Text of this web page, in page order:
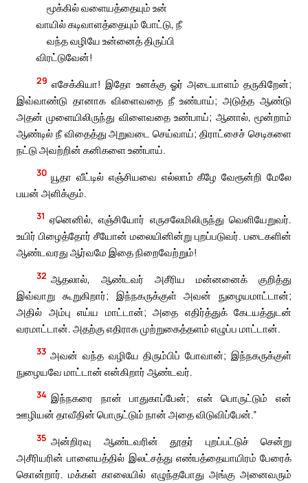
மூக்கில் வளையத்தையும் உன்
வாயில் கடிவாளத்தையும் போட்டு, நீ
வந்த வழியே உன்னைத் திருப்பி
விரட்டுவேன்!
29 எசேக்கியா! இதோ உனக்கு ஓர் அடையாளம் தருகிறேன்;
இவ்வாண்டு தானாக விளைவதை நீ உண்பாய்; அடுத்த ஆண்டு
அதன் முளையிலிருந்து விளைவதை உண்பாய்; ஆனால், மூன்றாம்
ஆண்டில் நீ விதைத்து அறுவடை செய்வாய்; திராட்சைச் செடிகளை
நட்டு அவற்றின் கனிகளை உண்பாய்.
30 யூதா வீட்டில் எஞ்சியவை எல்லாம் கீழே வேரூன்றி மேலே
பயன் அளிக்கும்.
31 ஏனெனில், எஞ்சியோர் எருசலேமிலிருந்து வெளியேறுவர்.
உயிர் பிழைத்தோர் சீயோன் மலையினின்று புறப்படுவர். படைகளின்
ஆண்டவரது ஆர்வமே இதை நிறைவேற்றும்!
32 ஆதலால், ஆண்டவர் அசீரிய மன்னனைக் குறித்து
இவ்வாறு கூறுகிறார்; இந்நகருக்குள் அவன் நுழையமாட்டான்;
அதில் அம்பு எய்ய மாட்டான்; அதை எதிர்த்துக் கேடயத்துடன்
வரமாட்டான். அதற்கு எதிராக முற்றுகைத்தளம் எழுப்ப மாட்டான்.
33 அவன் வந்த வழியே திரும்பிப் போவான்; இந்நகருக்குள்
நுழையவே மாட்டான் என்கிறார் ஆண்டவர்.
34 இந்நகரை நான் பாதுகாப்பேன்; என் பொருட்டும் என்
ஊழியன் தாவீதின் பொருட்டும் நான் அதை விடுவிப்பேன்.”
35 அன்றிரவு ஆண்டவரின் தூதர் புறப்பட்டுச் சென்று
அசீரியரின் பாளையத்தில் இலட்சத்து எண்பத்தையாயிரம் பேரைக்
கொன்றார். மக்கள் காலையில் எழுந்தபோது அங்கு அனைவரும்